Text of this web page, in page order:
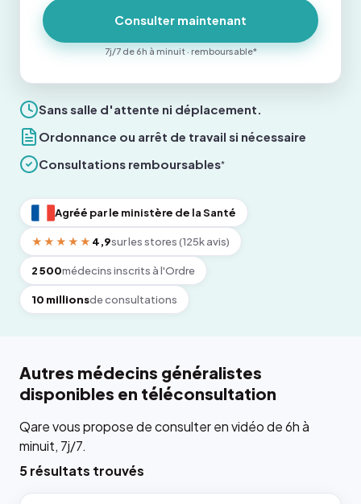
Sans salle d'attente ni déplacement.
Ordonnance ou arrêt de travail si nécessaire
Consultations remboursables*
Agréé par le ministère de la Santé
★★★★★ 4,9sur les stores (125k avis)
2 500médecins inscrits à l'Ordre
10 millionsde consultations
Consulter maintenant
7j/7 de 6h à minuit · remboursable*
Autres médecins généralistes
disponibles en téléconsultation
Qare vous propose de consulter en vidéo de 6h à
minuit, 7j/7.
5 résultats trouvés